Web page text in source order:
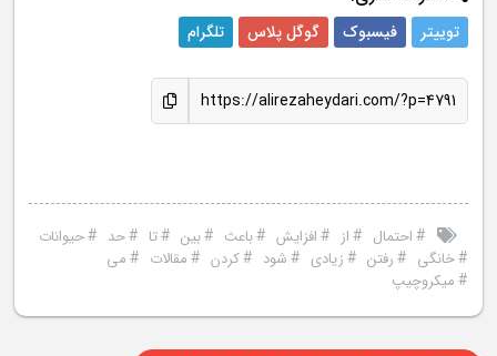
توییتر فیسبوک گوگل پلاس تلگرام
https://alirezaheydari.com/?p=4791
#احتمال #از #افزایش #باعث #بین #تا #حد #حیوانات
#خانگی #رفتن #زیادی #شود #کردن #مقالات #می
#میکروچیپ